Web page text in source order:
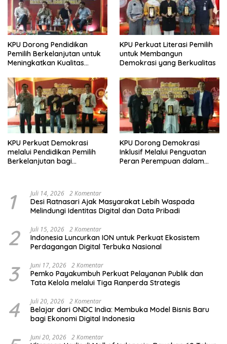
KPU Dorong Pendidikan
Pemilih Berkelanjutan untuk
Meningkatkan Kualitas
KPU Perkuat Literasi Pemilih
untuk Membangun
Demokrasi yang Berkualitas
KPU Perkuat Demokrasi
melalui Pendidikan Pemilih
Berkelanjutan bagi
KPU Dorong Demokrasi
Inklusif Melalui Penguatan
Peran Perempuan dalam
1 Juli 14, 2026 2 Komentar
Desi Ratnasari Ajak Masyarakat Lebih Waspada
Melindungi Identitas Digital dan Data Pribadi
2 Juli 15, 2026 2 Komentar
Indonesia Luncurkan ION untuk Perkuat Ekosistem
Perdagangan Digital Terbuka Nasional
3 Juni 17, 2026 2 Komentar
Pemko Payakumbuh Perkuat Pelayanan Publik dan
Tata Kelola melalui Tiga Ranperda Strategis
4 Juli 20, 2026 2 Komentar
Belajar dari ONDC India: Membuka Model Bisnis Baru
bagi Ekonomi Digital Indonesia
Juni 20, 2026 2 Komentar